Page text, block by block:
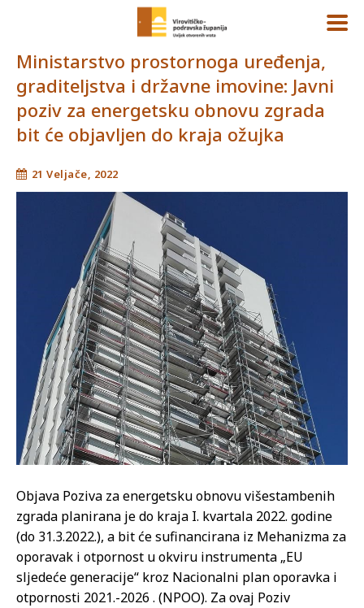
Ministarstvo prostornoga uređenja,
graditeljstva i državne imovine: Javni
poziv za energetsku obnovu zgrada
bit će objavljen do kraja ožujka
21 Veljače, 2022
Objava Poziva za energetsku obnovu višestambenih
zgrada planirana je do kraja I. kvartala 2022. godine
(do 31.3.2022.), a bit će sufinancirana iz Mehanizma za
oporavak i otpornost u okviru instrumenta „EU
sljedeće generacije“ kroz Nacionalni plan oporavka i
otpornosti 2021.-2026 . (NPOO). Za ovaj Poziv